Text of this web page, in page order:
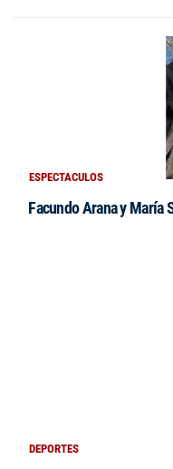
ESPECTACULOS
Facundo Arana y María
DEPORTES